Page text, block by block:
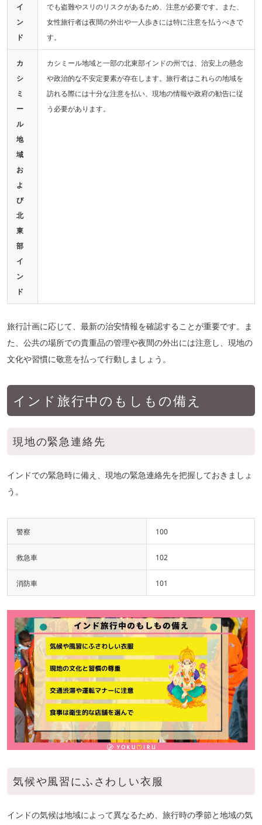
イ
ン
ド
でも盗難やスリのリスクがあるため、注意が必要です。また、
女性旅行者は夜間の外出や一人歩きには特に注意を払うべきで
す。
カ
シ
ミ
ー
ル
地
域
お
よ
び
北
東
部
イ
ン
ド
カシミール地域と一部の北東部インドの州では、治安上の懸念
や政治的な不安定要素が存在します。旅行者はこれらの地域を
訪れる際には十分な注意を払い、現地の情報や政府の勧告に従
う必要があります。
旅行計画に応じて、最新の治安情報を確認することが重要です。ま
た、公共の場所での貴重品の管理や夜間の外出には注意し、現地の
文化や習慣に敬意を払って行動しましょう。
インド旅行中のもしもの備え
現地の緊急連絡先
インドでの緊急時に備え 、現地の緊急連絡先を把握しておきましょ
う。
警察 100
救急車 102
消防車 101
気候や風習にふさわしい衣服
インドの気候は地域によって異なるため、旅行時の季節と地域の気